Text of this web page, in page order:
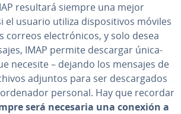
resultará siempre una mejor
el usuario utiliza di­s­po­si­ti­vos móviles
correos ele­c­tró­ni­cos, y solo desea
IMAP permite descargar úni­ca­
necesite – dejando los mensajes de
adjuntos para ser de­s­ca­r­ga­dos
personal. Hay que recordar
será necesaria una conexión a